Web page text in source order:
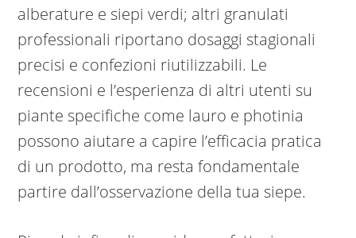
alberature e siepi verdi; altri granulati
professionali riportano dosaggi stagionali
precisi e confezioni riutilizzabili. Le
recensioni e l’esperienza di altri utenti su
piante specifiche come lauro e photinia
possono aiutare a capire l’efficacia pratica
di un prodotto, ma resta fondamentale
partire dall’osservazione della tua siepe.